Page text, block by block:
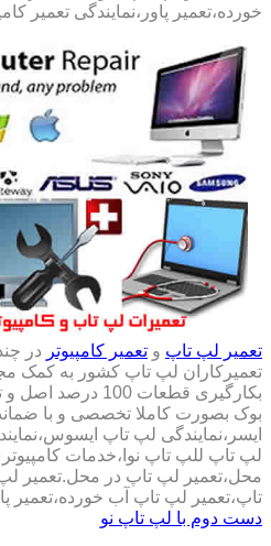
خورده،تعمیر پاور،نمایندگی تعمیر
تعمیر لپ تاپ و تعمیر کامپیوتر در
تعمیرکاران لپ تاپ کشور به کمک
بکارگیری قطعات
بوک بصورت کاملا تخصصی و با
ایسر،نمایندگی لپ تاپ
لپ تاپ للپ تاپ نوا،خدمات
محل،تعمیر لپ تاپ در محل.تعمیر
تاپ،تعمیر لپ تاپ آب خورده،تعمیر
دست دوم با لپ تاپ نو